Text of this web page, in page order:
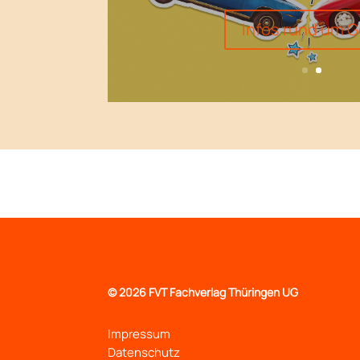
Infos rund um
©2026 FVT Fachverlag Thüringen UG
Impressum
Datenschutz